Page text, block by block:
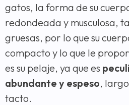
gatos, la forma de su
redondeada y musculosa,
gruesas, por lo que su
compacto y lo que le
es su pelaje, ya que es
abundante y espeso,
tacto.